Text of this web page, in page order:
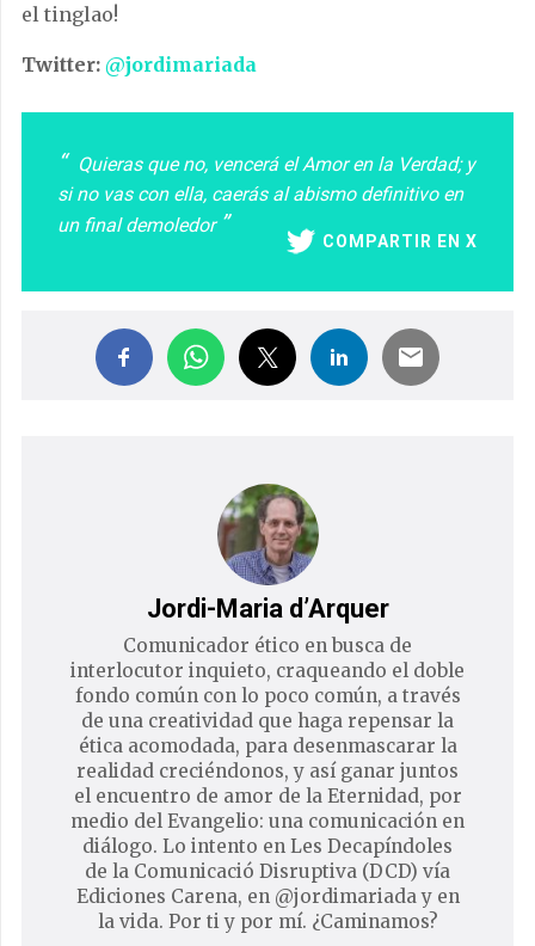
el tinglao!
Twitter: @jordimariada
Quieras que no, vencerá el Amor en la Verdad; y
si no vas con ella, caerás al abismo definitivo en
un final demoledor
COMPARTIR EN X
Jordi-Maria d’Arquer
Comunicador ético en busca de
interlocutor inquieto, craqueando el doble
fondo común con lo poco común, a través
de una creatividad que haga repensar la
ética acomodada, para desenmascarar la
realidad creciéndonos, y así ganar juntos
el encuentro de amor de la Eternidad, por
medio del Evangelio: una comunicación en
diálogo. Lo intento en Les Decapíndoles
de la Comunicació Disruptiva (DCD) vía
Ediciones Carena, en @jordimariada y en
la vida. Por ti y por mí. ¿Caminamos?